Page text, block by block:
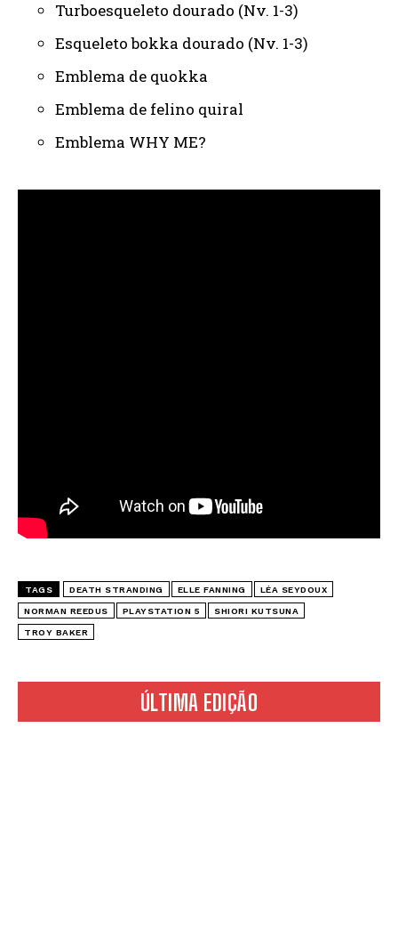
ÚLTIMA EDIÇÃO
Turboesqueleto dourado (Nv. 1-3)
Esqueleto bokka dourado (Nv. 1-3)
Emblema de quokka
Emblema de felino quiral
Emblema WHY ME?
TAGS DEATH STRANDING ELLE FANNING LÉA SEYDOUX
NORMAN REEDUS PLAYSTATION 5 SHIORI KUTSUNA
TROY BAKER